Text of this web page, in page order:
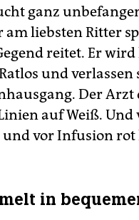
ganz
am liebsten Ritter
reitet. Er
und verlassen
Der Arzt
auf Weiß.
und vor Infusion
in